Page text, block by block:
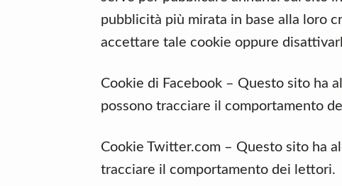
pubblicità più mirata in base alla loro
accettare tale cookie oppure
Cookie di Facebook – Questo sito ha
possono tracciare il comportamento
Cookie Twitter.com – Questo sito ha
tracciare il comportamento dei lettori.